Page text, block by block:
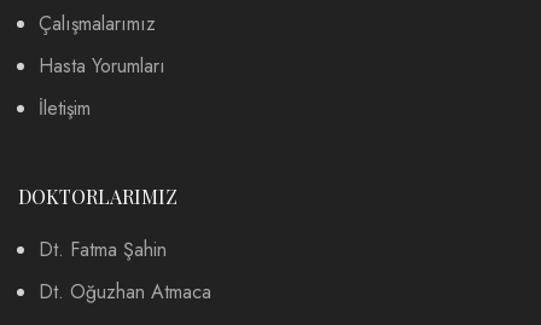
Çalışmalarımız
Hasta Yorumları
İletişim
DOKTORLARIMIZ
Dt. Fatma Şahin
Dt. Oğuzhan Atmaca